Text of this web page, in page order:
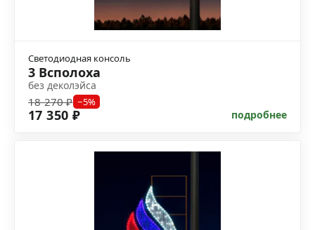
Светодиодная консоль
3 Всполоха
без деколэйса
18 270 ₽ −5%
17 350 ₽ подробнее